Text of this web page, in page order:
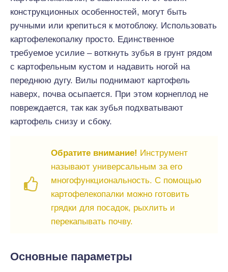
конструкционных особенностей, могут быть
ручными или крепиться к мотоблоку. Использовать
картофелекопалку просто. Единственное
требуемое усилие – воткнуть зубья в грунт рядом
с картофельным кустом и надавить ногой на
переднюю дугу. Вилы поднимают картофель
наверх, почва осыпается. При этом корнеплод не
повреждается, так как зубья подхватывают
картофель снизу и сбоку.
Обратите внимание! Инструмент
называют универсальным за его
многофункциональность. С помощью
картофелекопалки можно готовить
грядки для посадок, рыхлить и
перекапывать почву.
Основные параметры